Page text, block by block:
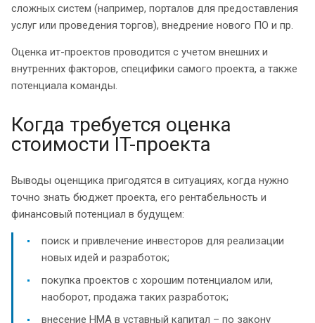
сложных систем (например, порталов для предоставления
услуг или проведения торгов), внедрение нового ПО и пр.
Оценка ит-проектов проводится с учетом внешних и
внутренних факторов, специфики самого проекта, а также
потенциала команды.
Когда требуется оценка
стоимости IT-проекта
Выводы оценщика пригодятся в ситуациях, когда нужно
точно знать бюджет проекта, его рентабельность и
финансовый потенциал в будущем:
поиск и привлечение инвесторов для реализации
новых идей и разработок;
покупка проектов с хорошим потенциалом или,
наоборот, продажа таких разработок;
внесение НМА в уставный капитал – по закону